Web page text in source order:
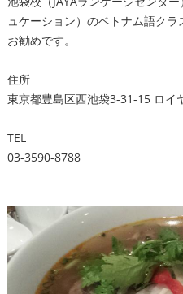
ュケーション）のベトナム語クラ
お勧めです。
住所
東京都豊島区西池袋3-31-15 ロ
TEL
03-3590-8788